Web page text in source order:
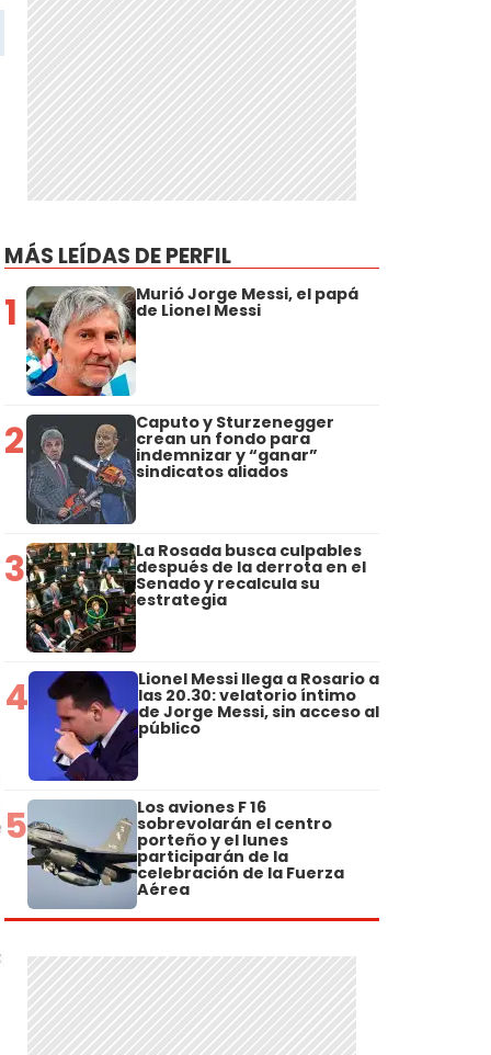
MÁS LEÍDAS DE PERFIL
1 Murió Jorge Messi, el papá
de Lionel Messi
2 Caputo y Sturzenegger
crean un fondo para
indemnizar y “ganar”
sindicatos aliados
3 La Rosada busca culpables
después de la derrota en el
Senado y recalcula su
estrategia
4 Lionel Messi llega a Rosario a
las 20.30: velatorio íntimo
de Jorge Messi, sin acceso al
público
5 Los aviones F 16
sobrevolarán el centro
porteño y el lunes
participarán de la
celebración de la Fuerza
Aérea